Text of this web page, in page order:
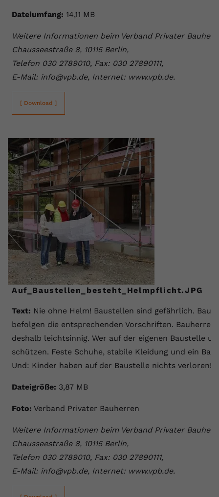
Dateiumfang: 14,11 MB
Weitere Informationen beim Verband Privater
Chausseestraße 8, 10115 Berlin,
Telefon 030 2789010, Fax: 030 27890111,
E-Mail: info@vpb.de, Internet: www.vpb.de.
[ Download ]
Auf_Baustellen_besteht_Helmpflicht.JPG
Text: Nie ohne Helm! Baustellen sind gefährlich.
befolgen die entsprechenden Vorschriften.
deshalb leichtsinnig. Wer auf der eigenen Baustelle
schützen. Feste Schuhe, stabile Kleidung und ein
Und: Kinder haben auf der Baustelle nichts verloren!
Dateigröße: 3,87 MB
Foto: Verband Privater Bauherren
Weitere Informationen beim Verband Privater
Chausseestraße 8, 10115 Berlin,
Telefon 030 2789010, Fax: 030 27890111,
E-Mail: info@vpb.de, Internet: www.vpb.de.